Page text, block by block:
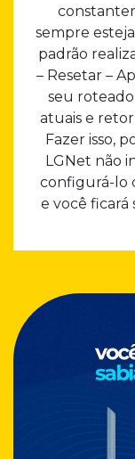
sempre
padrão
– Resetar –
seu
atuais e
Fazer isso,
LGNet não
configurá-lo
e você